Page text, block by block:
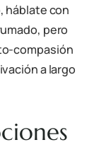
háblate con
pero
compasión
a largo